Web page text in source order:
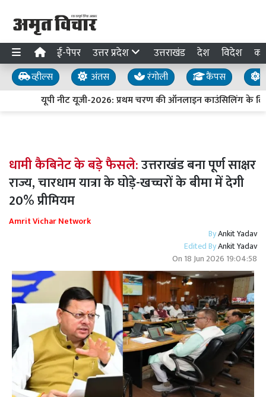
ई-पेपर उत्तर प्रदेश उत्तराखंड देश विदेश
व्हील्स अंतस रंगोली कैंपस
यूपी नीट यूजी-2026: प्रथम चरण की ऑनलाइन काउंसिलिंग के
धामी कैबिनेट के बड़े फैसले:उत्तराखंड बना पूर्ण साक्षर
राज्य, चारधाम यात्रा के घोड़े-खच्चरों के बीमा में देगी
20% प्रीमियम
Amrit Vichar Network
ByAnkit Yadav
Edited ByAnkit Yadav
On 18 Jun 2026 19:04:58